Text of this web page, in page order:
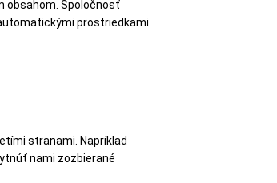
obsahom. Spoločnosť
prostriedkami
stranami. Napríklad
nami zozbierané